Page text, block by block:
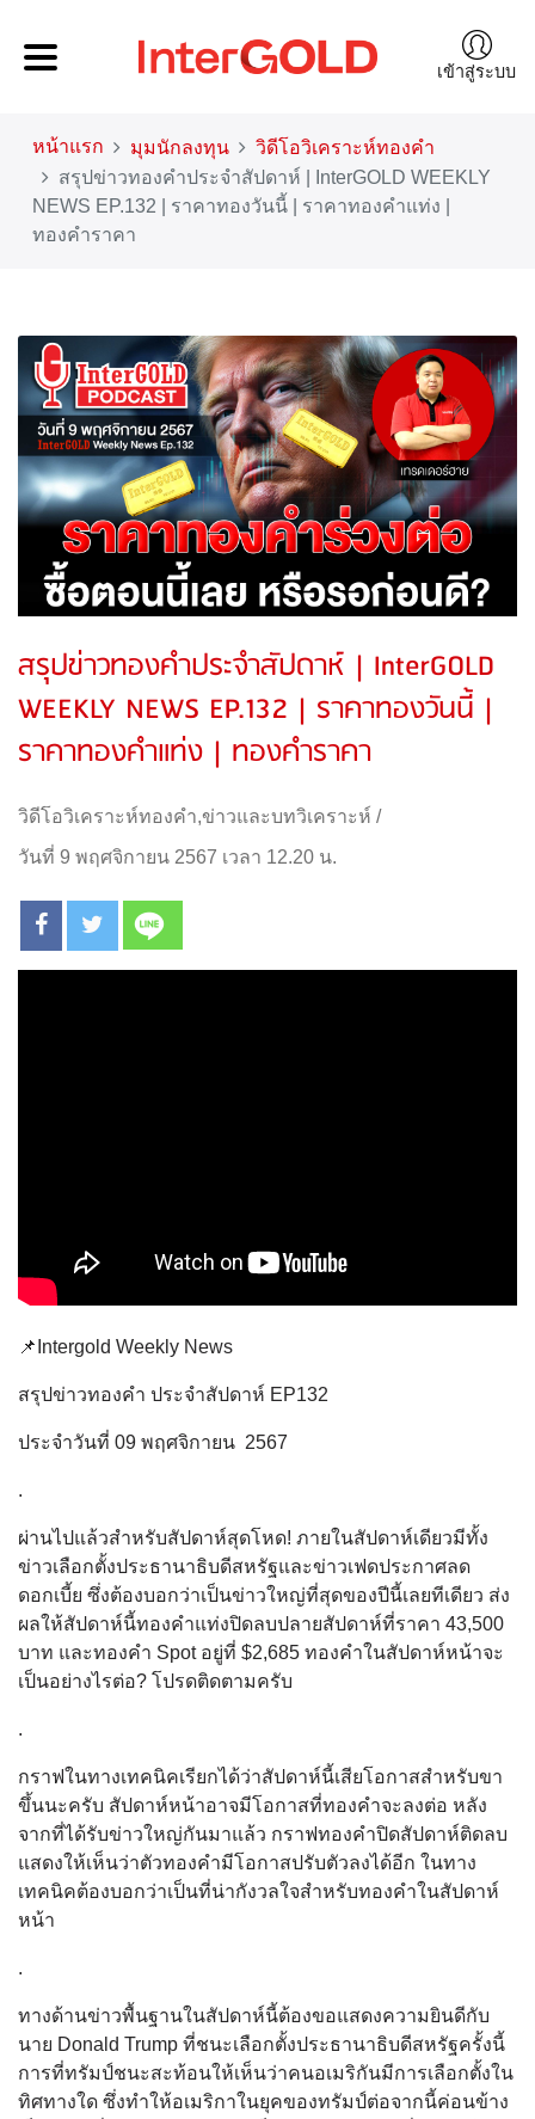
เข้าสู่ระบบ
หน้าแรก มุมนักลงทุน
วิดีโอวิเคราะห์ทองคำ
สรุปข่าวทองคำประจำสัปดาห์ | InterGOLD WEEKLY
NEWS EP.132 | ราคาทองวันนี้ | ราคาทองคำแท่ง |
ทองคำราคา
สรุปข่าวทองคำประจำสัปดาห์ | InterGOLD
WEEKLY NEWS EP.132 | ราคาทองวันนี้ |
ราคาทองคำแท่ง | ทองคำราคา
วิดีโอวิเคราะห์ทองคำ,ข่าวและบทวิเคราะห์ /
วันที่ 9 พฤศจิกายน 2567 เวลา 12.20 น.
📌Intergold Weekly News
สรุปข่าวทองคำ ประจำสัปดาห์ EP132
ประจำวันที่ 09 พฤศจิกายน 2567
.
ผ่านไปแล้วสำหรับสัปดาห์สุดโหด! ภายในสัปดาห์เดียวมีทั้ง
ข่าวเลือกตั้งประธานาธิบดีสหรัฐและข่าวเฟดประกาศลด
ดอกเบี้ย ซึ่งต้องบอกว่าเป็นข่าวใหญ่ที่สุดของปีนี้เลยทีเดียว ส่ง
ผลให้สัปดาห์นี้ทองคำแท่งปิดลบปลายสัปดาห์ที่ราคา 43,500
บาท และทองคำ Spot อยู่ที่ $2,685 ทองคำในสัปดาห์หน้าจะ
เป็นอย่างไรต่อ? โปรดติดตามครับ
.
กราฟในทางเทคนิคเรียกได้ว่าสัปดาห์นี้เสียโอกาสสำหรับขา
ขึ้นนะครับ สัปดาห์หน้าอาจมีโอกาสที่ทองคำจะลงต่อ หลัง
จากที่ได้รับข่าวใหญ่กันมาแล้ว กราฟทองคำปิดสัปดาห์ติดลบ
แสดงให้เห็นว่าตัวทองคำมีโอกาสปรับตัวลงได้อีก ในทาง
เทคนิคต้องบอกว่าเป็นที่น่ากังวลใจสำหรับทองคำในสัปดาห์
หน้า
.
ทางด้านข่าวพื้นฐานในสัปดาห์นี้ต้องขอแสดงความยินดีกับ
นาย Donald Trump ที่ชนะเลือกตั้งประธานาธิบดีสหรัฐครั้งนี้
การที่ทรัมป์ชนะสะท้อนให้เห็นว่าคนอเมริกันมีการเลือกตั้งใน
ทิศทางใด ซึ่งทำให้อเมริกาในยุคของทรัมป์ต่อจากนี้ค่อนข้าง